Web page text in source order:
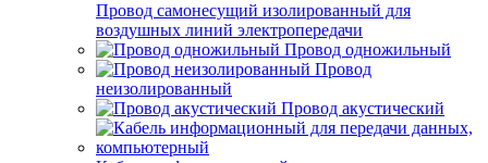
Провод самонесущий изолированный для
воздушных линий электропередачи
Провод одножильный
Провод
неизолированный
Провод акустический